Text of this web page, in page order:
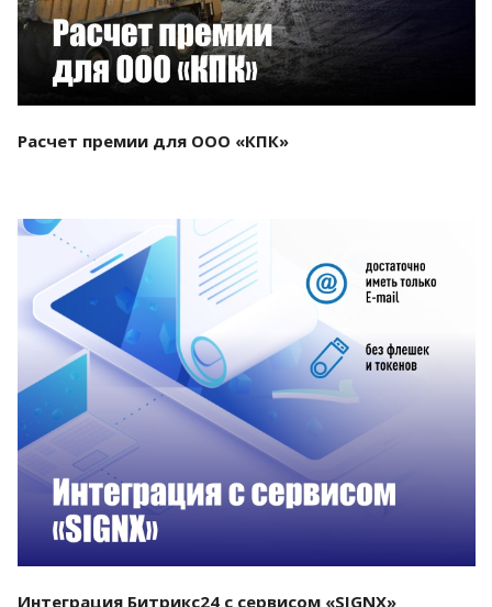
Расчет премии для ООО «КПК»
Смотреть проект
Интеграция Битрикс24 с сервисом «SIGNX»